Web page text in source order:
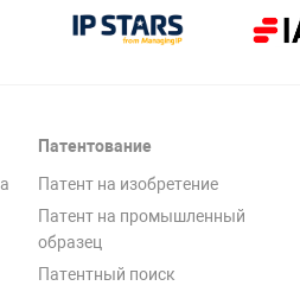
Патентование
Патент на изобретение
Патент на промышленный
образец
Патентный поиск